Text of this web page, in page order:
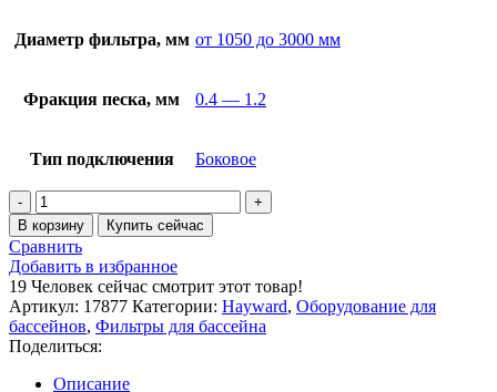
Диаметр фильтра, мм от 1050 до 3000 мм
Фракция песка, мм 0.4 — 1.2
Тип подключения Боковое
Количество
товара
Фильтр
Hayward
HCFF861402WVA
FA1000
Bobbin
(D2200)
В корзину Купить сейчас
Сравнить
Добавить в избранное
19 Человек сейчас смотрит этот товар!
Артикул: 17877 Категории: Hayward, Оборудование для
бассейнов, Фильтры для бассейна
Поделиться:
Описание